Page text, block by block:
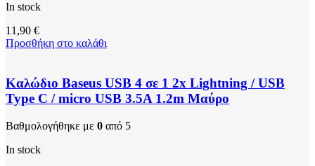
In stock
11,90 €
Προσθήκη στο καλάθι
Καλώδιο Baseus USB 4 σε 1 2x Lightning / USB
Type C / micro USB 3.5A 1.2m Μαύρο
Βαθμολογήθηκε με 0 από 5
In stock